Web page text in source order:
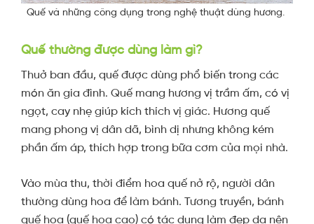
Quế và những công dụng trong nghệ thuật dùng hương.
Quế thường được dùng làm gì?
Thuở ban đầu, quế được dùng phổ biến trong các
món ăn gia đình. Quế mang hương vị trầm ấm, có vị
ngọt, cay nhẹ giúp kích thích vị giác. Hương quế
mang phong vị dân dã, bình dị nhưng không kém
phần ấm áp, thích hợp trong bữa cơm của mọi nhà.
Vào mùa thu, thời điểm hoa quế nở rộ, người dân
thường dùng hoa để làm bánh. Tương truyền, bánh
quế hoa (quế hoa cao) có tác dụng làm đẹp da nên